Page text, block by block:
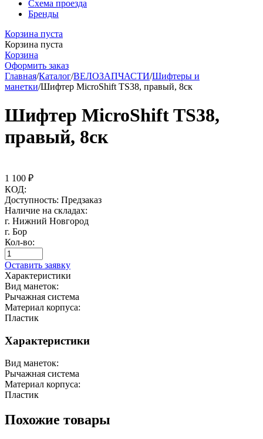
Схема проезда
Бренды
Корзина пуста
Корзина пуста
Корзина
Оформить заказ
Главная/Каталог/ВЕЛОЗАПЧАСТИ/Шифтеры и
манетки/Шифтер MicroShift TS38, правый, 8ск
Шифтер MicroShift TS38,
правый, 8ск
1 100 ₽
КОД:
Доступность: Предзаказ
Наличие на складах:
г. Нижний Новгород
г. Бор
Кол-во:
Оставить заявку
Характеристики
Вид манеток:
Рычажная система
Материал корпуса:
Пластик
Характеристики
Вид манеток:
Рычажная система
Материал корпуса:
Пластик
Похожие товары